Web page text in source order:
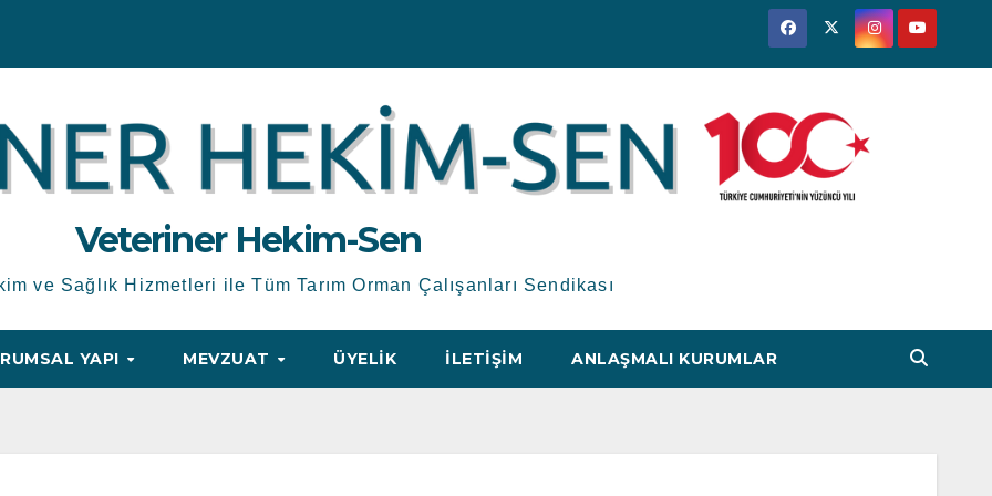
Veteriner Hekim-Sen
ve Sağlık Hizmetleri ile Tüm Tarım Orman Çalışanları Sendikası
YAPI MEVZUAT ÜYELIK İLETIŞIM ANLAŞMALI KURUMLAR